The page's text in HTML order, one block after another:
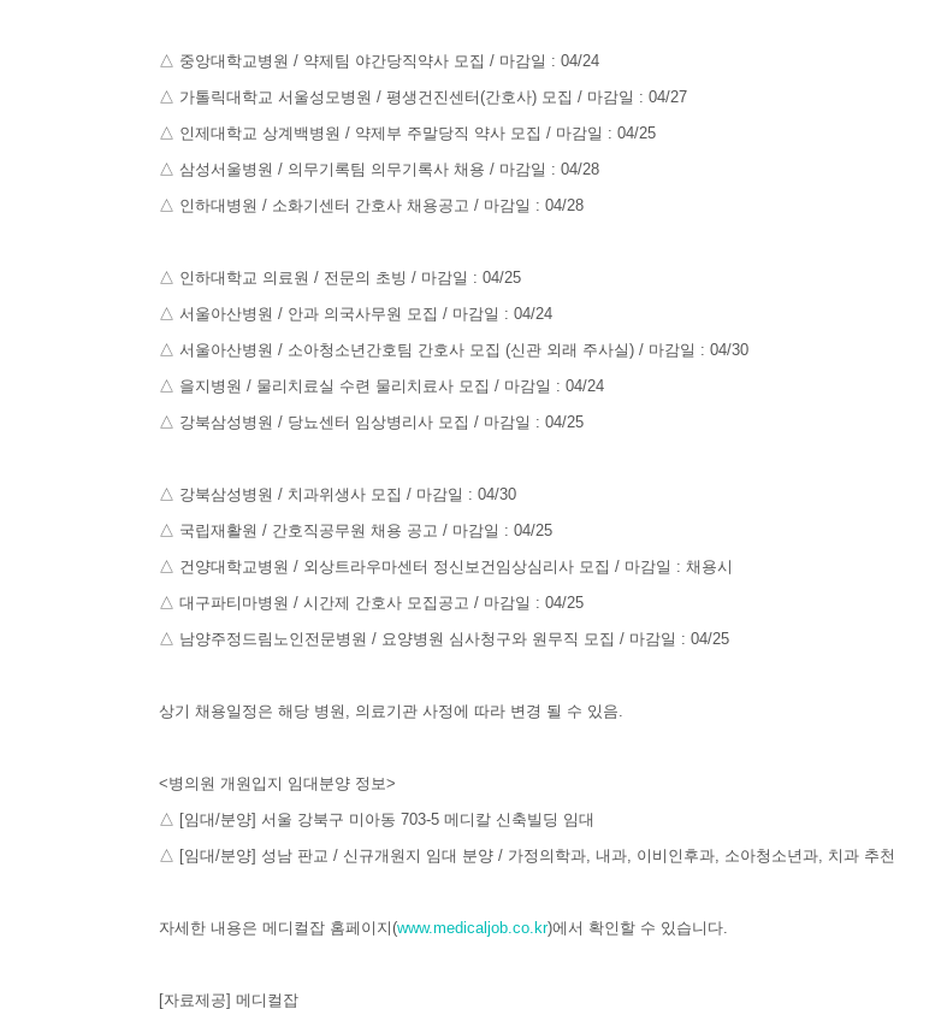
△ 중앙대학교병원 / 약제팀 야간당직약사 모집 / 마감일 : 04/24
△ 가톨릭대학교 서울성모병원 / 평생건진센터(간호사) 모집 / 마감일 : 04/27
△ 인제대학교 상계백병원 / 약제부 주말당직 약사 모집 / 마감일 : 04/25
△ 삼성서울병원 / 의무기록팀 의무기록사 채용 / 마감일 : 04/28
△ 인하대병원 / 소화기센터 간호사 채용공고 / 마감일 : 04/28
△ 인하대학교 의료원 / 전문의 초빙 / 마감일 : 04/25
△ 서울아산병원 / 안과 의국사무원 모집 / 마감일 : 04/24
△ 서울아산병원 / 소아청소년간호팀 간호사 모집 (신관 외래 주사실) / 마감일 : 04/30
△ 을지병원 / 물리치료실 수련 물리치료사 모집 / 마감일 : 04/24
△ 강북삼성병원 / 당뇨센터 임상병리사 모집 / 마감일 : 04/25
△ 강북삼성병원 / 치과위생사 모집 / 마감일 : 04/30
△ 국립재활원 / 간호직공무원 채용 공고 / 마감일 : 04/25
△ 건양대학교병원 / 외상트라우마센터 정신보건임상심리사 모집 / 마감일 : 채용시
△ 대구파티마병원 / 시간제 간호사 모집공고 / 마감일 : 04/25
△ 남양주정드림노인전문병원 / 요양병원 심사청구와 원무직 모집 / 마감일 : 04/25
상기 채용일정은 해당 병원, 의료기관 사정에 따라 변경 될 수 있음.
<병의원 개원입지 임대분양 정보>
△ [임대/분양] 서울 강북구 미아동 703-5 메디칼 신축빌딩 임대
△ [임대/분양] 성남 판교 / 신규개원지 임대 분양 / 가정의학과, 내과, 이비인후과, 소아청소년과, 치과 추천
자세한 내용은 메디컬잡 홈페이지(www.medicaljob.co.kr)에서 확인할 수 있습니다.
[자료제공] 메디컬잡